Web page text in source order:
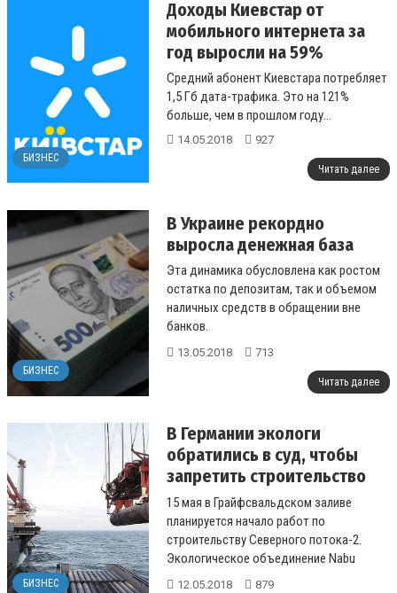
БИЗНЕС
Доходы Киевстар от
мобильного интернета за
год выросли на 59%
Средний абонент Киевстара потребляет
1,5 Гб дата-трафика. Это на 121%
больше, чем в прошлом году...
14.05.2018 927
Читать далее
БИЗНЕС
В Украине рекордно
выросла денежная база
Эта динамика обусловлена как ростом
остатка по депозитам, так и объемом
наличных средств в обращении вне
банков.
... 13.05.2018 713
Читать далее
БИЗНЕС
В Германии экологи
обратились в суд, чтобы
запретить строительство
"Северного потока-2"
15 мая в Грайфсвальдском заливе
планируется начало работ по
строительству Северного потока-2.
Экологическое объединение Nabu
добивается судебного решения, чтобы
12.05.2018 879